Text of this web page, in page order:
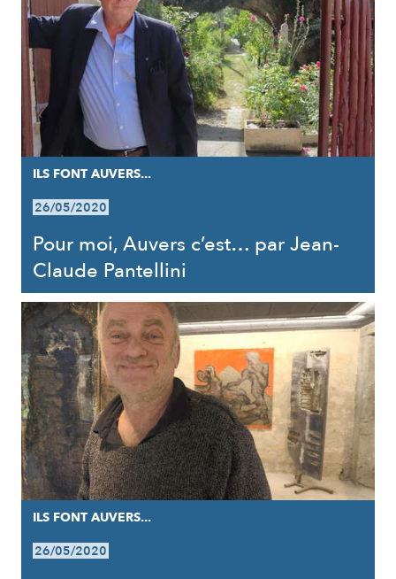
ILS FONT AUVERS...
26/05/2020
Pour moi, Auvers c’est… par Jean-
Claude Pantellini
ILS FONT AUVERS...
26/05/2020